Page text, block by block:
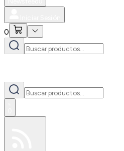
0